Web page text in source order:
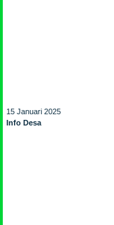
15 Januari 2025
Info Desa